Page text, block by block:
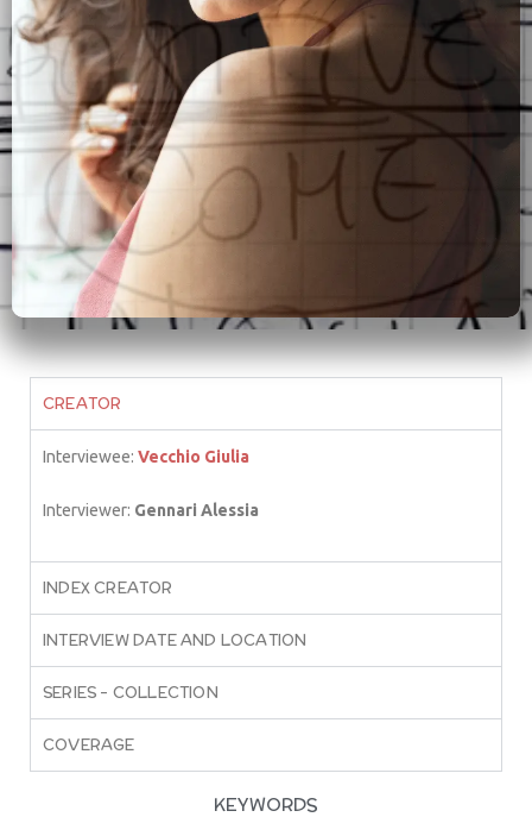
CREATOR
Interviewee: Vecchio Giulia
Interviewer: Gennari Alessia
INDEX CREATOR
INTERVIEW DATE AND LOCATION
SERIES – COLLECTION
COVERAGE
KEYWORDS